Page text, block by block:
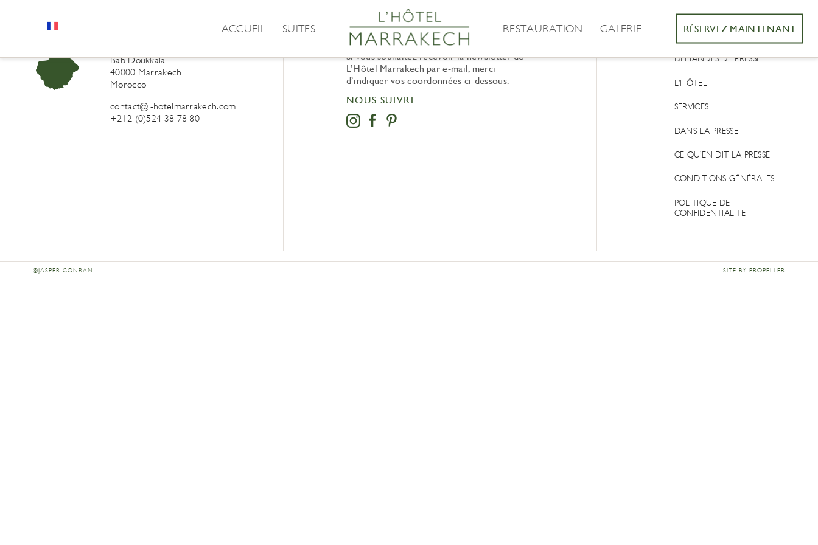
ACCUEIL SUITES RESTAURATION GALERIE RÉSERVEZ MAINTENANT
Bab Doukkala
40000 Marrakech
Morocco
contact@l-hotelmarrakech.com
+212 (0)524 38 78 80
NEWSLETTER
Si vous souhaitez recevoir la newsletter de
L’Hôtel Marrakech par e-mail, merci
d’indiquer vos coordonnées ci-dessous.
NOUS SUIVRE
CONTACT
DEMANDES DE PRESSE
L’HÔTEL
SERVICES
DANS LA PRESSE
CE QU’EN DIT LA PRESSE
CONDITIONS GÉNÉRALES
POLITIQUE DE
CONFIDENTIALITÉ
SITE BY PROPELLER
©JASPER CONRAN